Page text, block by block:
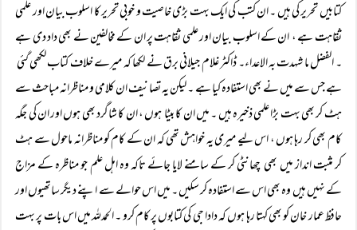
کتابیں تحریر کی ہیں ۔ ان کتب کی ایک بہت بڑی خاصیت و خوبی تحریر کا اسلوب بیان اور علمی
ثقاہت ہے ، ان کے اسلوب بیان اور علمی ثقاہت پر ان کے مخالفین نے بھی داد دی ہے
۔ الفضل ما شہدت بہ الاعداء۔ ڈاکٹر غلام جیلانی برق نے لکھا کہ میرے خلاف کتاب لکھی گئی
ہے جس سے میں نے بھی استفادہ کیا ہے ۔ لیکن یہ تصانیف ان کلامی و مناظرانہ مباحث سے
ہٹ کر بھی بہت بڑا علمی ذخیرہ ہیں ۔ میں ان کا بیٹا ہوں ، ان کا شاگرد بھی ہوں اور ان کی جگہ
کام بھی کر رہا ہوں ، اس لیے میری یہ خواہش تھی کہ ان کے کام کو مناظرانہ ماحول سے ہٹ
کر مثبت انداز میں بھی چھانٹی کر کے سامنے لایا جائے تاکہ وہ اہل علم جو مناظرہ کے مزاج
کے نہیں ہیں وہ بھی اس سے استفادہ کر سکیں ۔ میں اس حوالے سے اپنے دیگر ساتھیوں اور
حافظ عمار خان کو بھی کہتا رہا ہوں کہ دادا جی کی کتابوں پر کام کرو ۔ الحمدللہ میں اس بات پر بہت